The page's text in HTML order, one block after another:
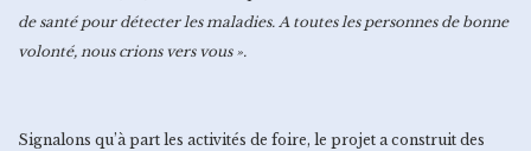
de santé pour détecter les maladies. A toutes les personnes de bonne
volonté, nous crions vers vous ».
Signalons qu’à part les activités de foire, le projet a construit des